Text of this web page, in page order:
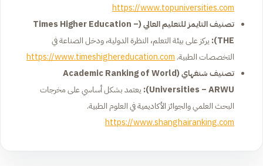
https://www.topuniversities.com
تصنيف التايمز للتعليم العالي (Times Higher Education –
THE):
يركز على بيئة التعلم، النظرة الدولية، ودخل الصناعة في
التخصصات الطبية. https://www.timeshighereducation.com
تصنيف شنغهاي (Academic Ranking of World
Universities – ARWU):
يعتمد بشكل أساسي على مخرجات
البحث العلمي والجوائز الأكاديمية في العلوم الطبية.
https://www.shanghairanking.com